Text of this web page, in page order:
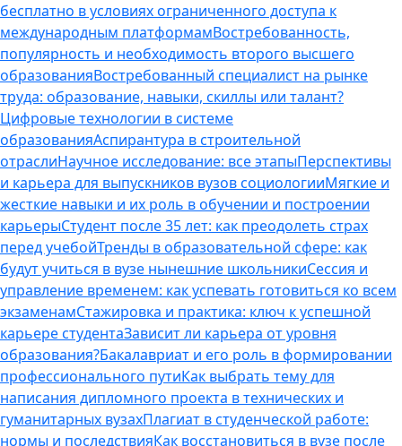
бесплатно в условиях ограниченного доступа к
международным платформамВостребованность,
популярность и необходимость второго высшего
образованияВостребованный специалист на рынке
труда: образование, навыки, скиллы или талант?
Цифровые технологии в системе
образованияАспирантура в строительной
отраслиНаучное исследование: все этапыПерспективы
и карьера для выпускников вузов социологииМягкие и
жесткие навыки и их роль в обучении и построении
карьерыСтудент после 35 лет: как преодолеть страх
перед учебойТренды в образовательной сфере: как
будут учиться в вузе нынешние школьникиСессия и
управление временем: как успевать готовиться ко всем
экзаменамСтажировка и практика: ключ к успешной
карьере студентаЗависит ли карьера от уровня
образования?Бакалавриат и его роль в формировании
профессионального путиКак выбрать тему для
написания дипломного проекта в технических и
гуманитарных вузахПлагиат в студенческой работе:
нормы и последствияКак восстановиться в вузе после